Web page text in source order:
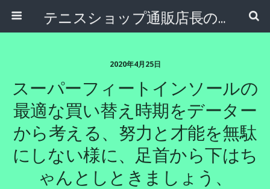
テニスショップ通販店長のブログ＠テニスショップLAFINO 西山克久
2020年4月25日
スーパーフィートインソールの
最適な買い替え時期をデーター
から考える、努力と才能を無駄
にしない様に、足首から下はち
ゃんとしときましょう、